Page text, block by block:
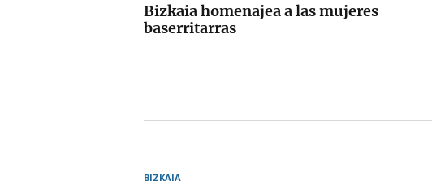
Bizkaia homenajea a las mujeres
baserritarras
BIZKAIA